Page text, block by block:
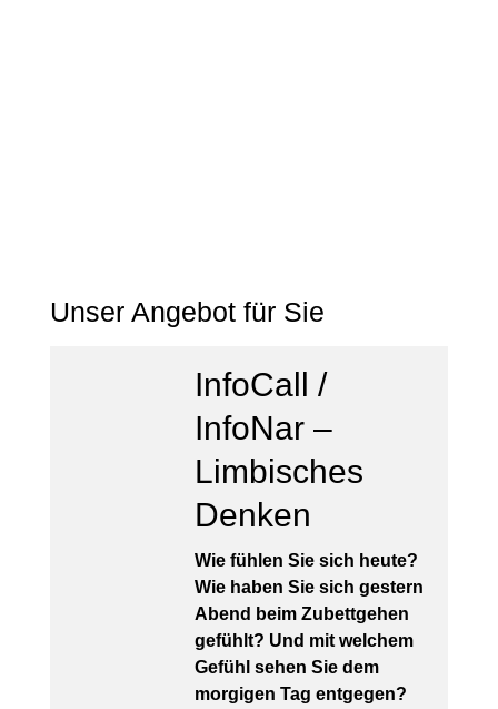
Unser Angebot für Sie
InfoCall /
InfoNar –
Limbisches
Denken
Wie fühlen Sie sich heute?
Wie haben Sie sich gestern
Abend beim Zubettgehen
gefühlt? Und mit welchem
Gefühl sehen Sie dem
morgigen Tag entgegen?